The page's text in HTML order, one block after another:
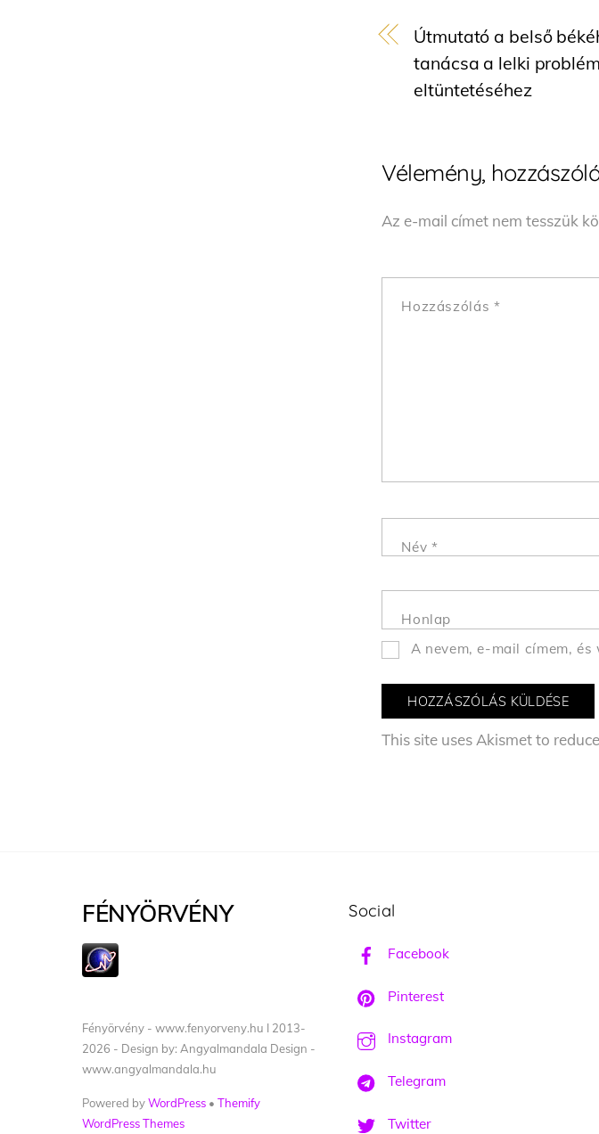
Útmutató a belső
tanácsa a lelki
eltüntetéséhez
Vélemény,
Az e-mail címet nem tesszük
Hozzászólás *
Név *
Honlap
A nevem, e-mail címem,
This site uses Akismet to
FÉNYÖRVÉNY
Fényörvény - www.fenyorveny.hu I 2013-
2026 - Design by: Angyalmandala Design -
www.angyalmandala.hu
Powered byWordPress • Themify
WordPress Themes
Social
Facebook
Pinterest
Instagram
Telegram
Twitter